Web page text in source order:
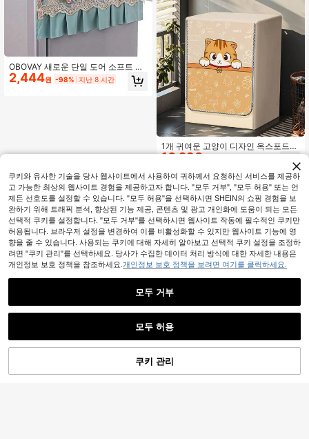
OBOVAY 새로운 단일 도어 소프트 냉
장고 커버, 세탁기 커버, 수건 캐비닛
장식 커버, 냉장고 및 세탁기용 다중
적합
2,444원 -98% 지난 8 시간
1개 귀여운 고양이 디자인 옥스포드
천 세탁기 커버, 세탁기 전면 보호, 햇
빛 노출 및 물/흙 얼룩 방지. 지퍼 디자
인으로 쉽게 접근, 장식적이고 편리
함.,주방 장식,생활 용품,어머니의 날
선물,침실 장식,정원,주방 장식,여름,
해변,여행 필수품,방 장식,스퀴시,졸업
10,290
28% 할인! 장바구니 담기
쿠키와 유사한 기술을 당사 웹사이트에서 사용하여 귀하께서 요청하신 서비스를 제공하
고 가능한 최상의 웹사이트 경험을 제공하고자 합니다. "모두 거부", "모두 허용" 또는 언
제든 선호도를 설정할 수 있습니다. "모두 허용"을 선택하시면 SHEIN의 쇼핑 경험을 보
완하기 위해 트래픽 분석, 향상된 기능 제공, 콘텐츠 및 광고 개인화에 도움이 되는 모든
선택적 쿠키를 설정합니다. "모두 거부"를 선택하시면 웹사이트 작동에 필수적인 쿠키만
허용됩니다. 브라우저 설정을 변경하여 이를 비활성화할 수 있지만 웹사이트 기능에 영
향을 줄 수 있습니다. 사용되는 쿠키에 대해 자세히 알아보고 선택적 쿠키 설정을 조정하
려면 "쿠키 관리"를 선택하세요. 당사가 수집한 데이터 처리 방식에 대한 자세한 내용은
개인정보 보호 정책을 참조하세요. 개인정보 보호 정책을 보려면 여기를 클릭하세요.
모두 거부
모두 허용
쿠키 관리